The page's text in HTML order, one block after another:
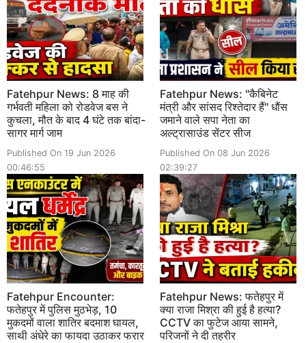
Fatehpur News: 8 माह की
गर्भवती महिला को रोडवेज बस ने
कुचला, मौत के बाद 4 घंटे तक बांदा-
सागर मार्ग जाम
Published On 19 Jun 2026
00:46:55
Fatehpur News: "कैबिनेट
मंत्री और सांसद रिश्तेदार हैं" धौंस
जमाने वाले सपा नेता का
अल्ट्रासाउंड सेंटर सीज
Published On 08 Jun 2026
02:39:27
Fatehpur Encounter:
फतेहपुर में पुलिस मुठभेड़, 10
मुकदमों वाला शातिर बदमाश घायल,
साथी अंधेरे का फायदा उठाकर फरार
Fatehpur News: फतेहपुर में
क्या राजा मिश्रा की हुई है हत्या?
CCTV का फुटेज आया सामने,
परिजनों ने दी तहरीर